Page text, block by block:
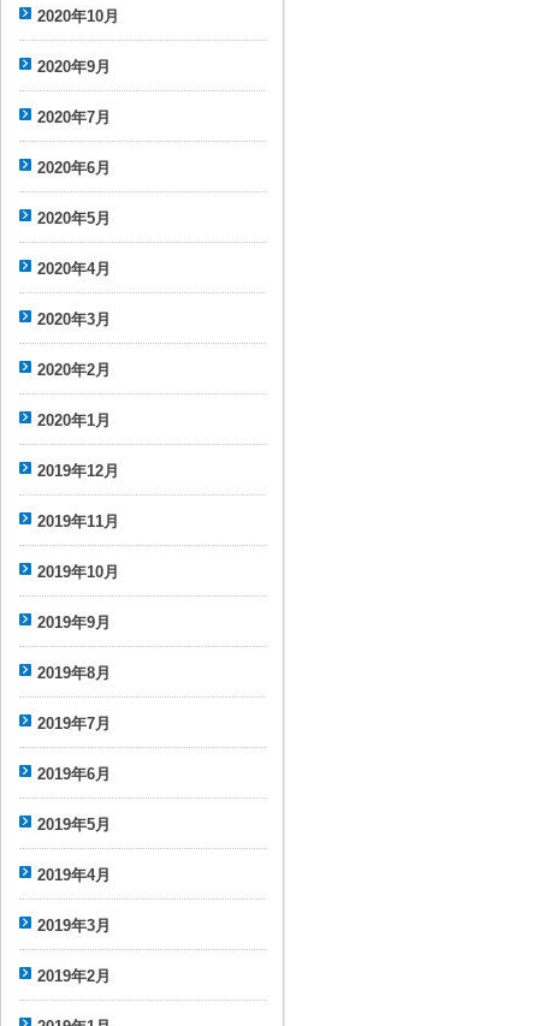
2020年10月
2020年9月
2020年7月
2020年6月
2020年5月
2020年4月
2020年3月
2020年2月
2020年1月
2019年12月
2019年11月
2019年10月
2019年9月
2019年8月
2019年7月
2019年6月
2019年5月
2019年4月
2019年3月
2019年2月